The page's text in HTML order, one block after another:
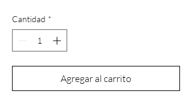
Cantidad *
Agregar al carrito